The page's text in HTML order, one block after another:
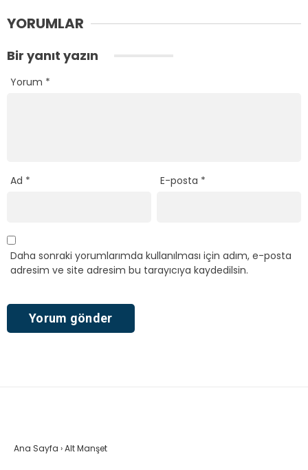
YORUMLAR
Bir yanıt yazın
Yorum *
Ad * E-posta *
Daha sonraki yorumlarımda kullanılması için adım, e-posta
adresim ve site adresim bu tarayıcıya kaydedilsin.
Ana Sayfa ›Alt Manşet